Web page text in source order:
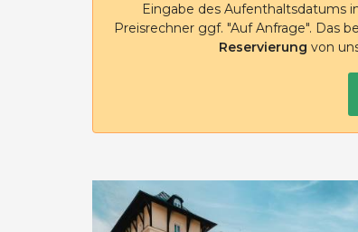
Eingabe des Aufenthaltsdatums
Preisrechner ggf. "Auf Anfrage". Das
Reservierung von